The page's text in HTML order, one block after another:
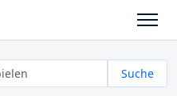
Suche